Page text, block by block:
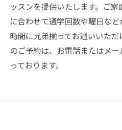
ッスンを提供いたします。ご
に合わせて通学回数や曜日な
時間に兄弟揃ってお通いいた
のご予約は、お電話またはメ
っております。